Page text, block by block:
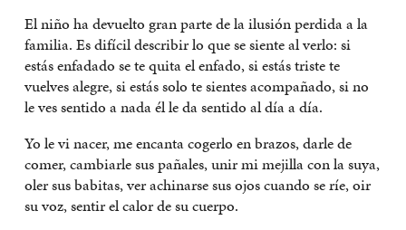
El niño ha devuelto gran parte de la ilusión perdida a la
familia. Es difícil describir lo que se siente al verlo: si
estás enfadado se te quita el enfado, si estás triste te
vuelves alegre, si estás solo te sientes acompañado, si no
le ves sentido a nada él le da sentido al día a día.
Yo le vi nacer, me encanta cogerlo en brazos, darle de
comer, cambiarle sus pañales, unir mi mejilla con la suya,
oler sus babitas, ver achinarse sus ojos cuando se ríe, oir
su voz, sentir el calor de su cuerpo.